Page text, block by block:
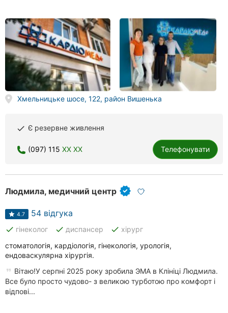
Кривий
Ріг
Миколаїв
Херсон
Франківськ
Луцьк
Ужгород
Карпати
Хмельницьке шосе, 122, район Вишенька
done Є резервне живлення
(097) 115 XX XX Телефонувати
Людмила, медичний центр
4.7 54 відгука
done гінеколог done диспансер done хірург
стоматологія, кардіологія, гінекологія, урологія,
ендоваскулярна хірургія.
Вітаю!У серпні 2025 року зробила ЭМА в Клініці Людмила.
Все було просто чудово- з великою турботою про комфорт і
відпові...